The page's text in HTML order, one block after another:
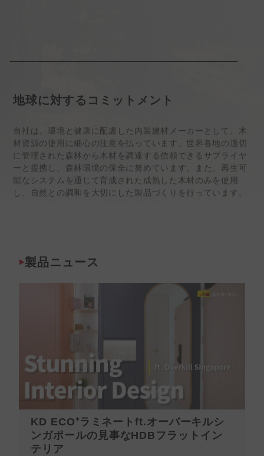
地球に対するコミットメント
当社は、環境と健康に配慮した内装建材メーカーとして、木
材資源の使用に細心の注意を払っています。世界各地の適切
に管理された森林から木材を調達する信頼できるサプライヤ
ーと提携し、森林環境の保全に努めています。また、再生可
能なシステムを通じて育成された成熟した木材のみを使用
し、自然との調和を大切にした製品づくりを行っています。
製品ニュース
KD ECO⁺ラミネートft.オーバーキルシ
ンガポールの見事なHDBフラットイン
テリア